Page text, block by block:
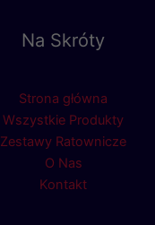
Na Skróty
Strona główna
Wszystkie Produkty
Zestawy Ratownicze
O Nas
Kontakt